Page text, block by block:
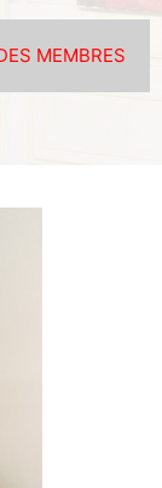
MEMBRES